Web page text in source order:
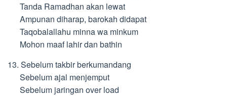
Tanda Ramadhan akan lewat
Ampunan diharap, barokah didapat
Taqobalallahu minna wa minkum
Mohon maaf lahir dan bathin
13. Sebelum takbir berkumandang
Sebelum ajal menjemput
Sebelum jaringan over load